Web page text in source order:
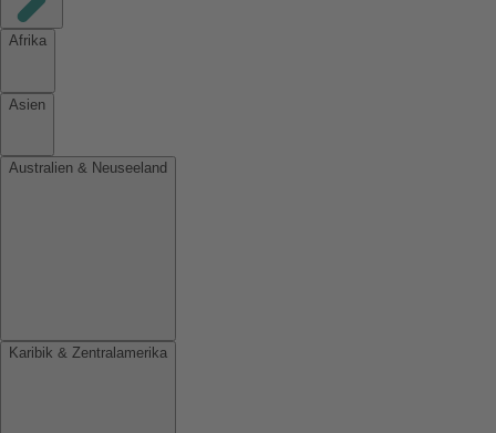
Afrika
Asien
Australien & Neuseeland
Karibik & Zentralamerika